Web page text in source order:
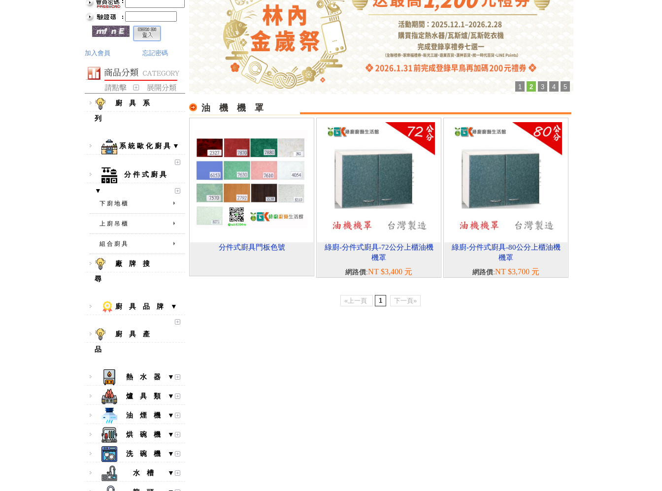
加入會員 忘記密碼
廚 具 系
列
系 統 歐 化 廚 具 ▼
分 件 式 廚 具
▼
下 廚 地 櫃
上 廚 吊 櫃
組 合 廚 具
廠 牌 搜
尋
廚 具 品 牌 ▼
廚 具 產
品
熱 水 器 ▼
爐 具 類 ▼
油 煙 機 ▼
烘 碗 機 ▼
洗 碗 機 ▼
水 槽 ▼
1 2 3 4 5
油 機 機 罩
分件式廚具門板色號
綠廚-分件式廚具-72公分上櫃油機
機罩
網路價:NT $3,400 元
綠廚-分件式廚具-80公分上櫃油機
機罩
網路價:NT $3,700 元
«上一頁 1 下一頁»